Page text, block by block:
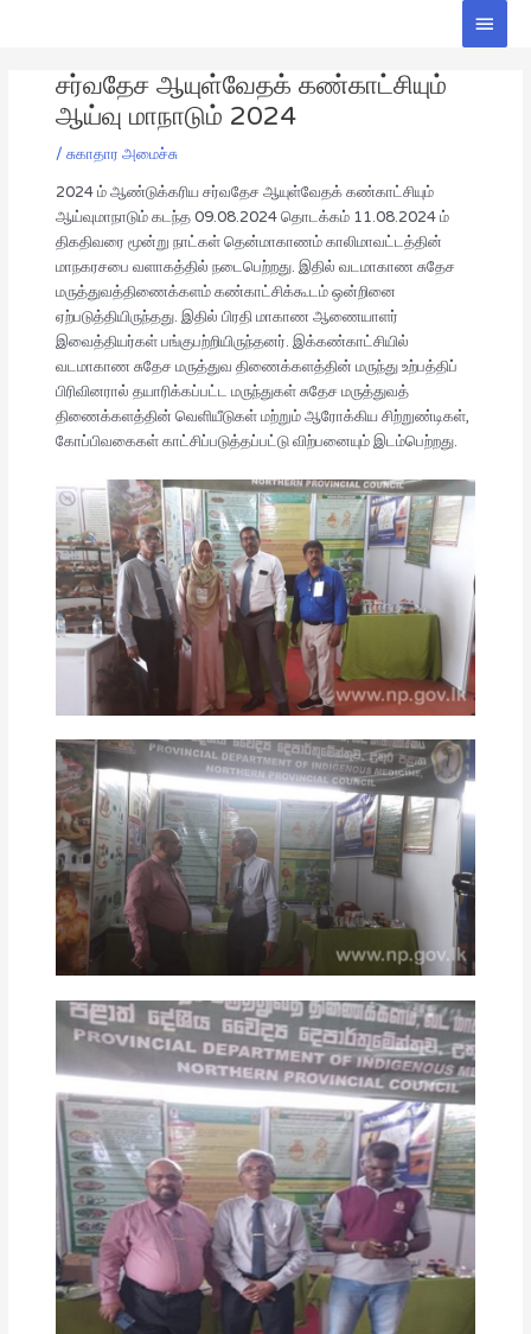
Main
சர்வதேச ஆயுள்வேதக் கண்காட்சியும்
ஆய்வு மாநாடும் 2024
/ சுகாதார அமைச்சு
2024 ம் ஆண்டுக்கரிய சர்வதேச ஆயுள்வேதக் கண்காட்சியும்
ஆய்வுமாநாடும் கடந்த 09.08.2024 தொடக்கம் 11.08.2024 ம்
திகதிவரை மூன்று நாட்கள் தென்மாகாணம் காலிமாவட்டத்தின்
மாநகரசபை வளாகத்தில் நடைபெற்றது. இதில் வடமாகாண சுதேச
மருத்துவத்திணைக்களம் கண்காட்சிக்கூடம் ஒன்றினை
ஏற்படுத்தியிருந்தது. இதில் பிரதி மாகாண ஆணையாளர்
இவைத்தியர்கள் பங்குபற்றியிருந்தனர். இக்கண்காட்சியில்
வடமாகாண சுதேச மருத்துவ திணைக்களத்தின் மருந்து உற்பத்திப்
பிரிவினரால் தயாரிக்கப்பட்ட மருந்துகள் சுதேச மருத்துவத்
திணைக்களத்தின் வெளியீடுகள் மற்றும் ஆரோக்கிய சிற்றுண்டிகள்,
கோப்பிவகைகள் காட்சிப்படுத்தப்பட்டு விற்பனையும் இடம்பெற்றது.
navigation